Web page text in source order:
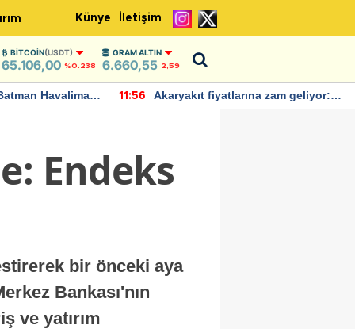
Künye İletişim
BITCOIN(USDT)
65.106,00 %0.238
GRAM ALTIN
6.660,55 2,59
Havalimanı
11:56
Akaryakıt fiyatlarına zam geliyor:
Endeks
bir önceki aya
Bankası'nın
ve yatırım